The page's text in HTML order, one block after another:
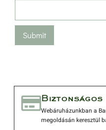
Webáruházunkban a
megoldásán keresztül